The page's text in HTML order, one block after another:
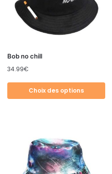
Bob no chill
34.99€
Choix des options